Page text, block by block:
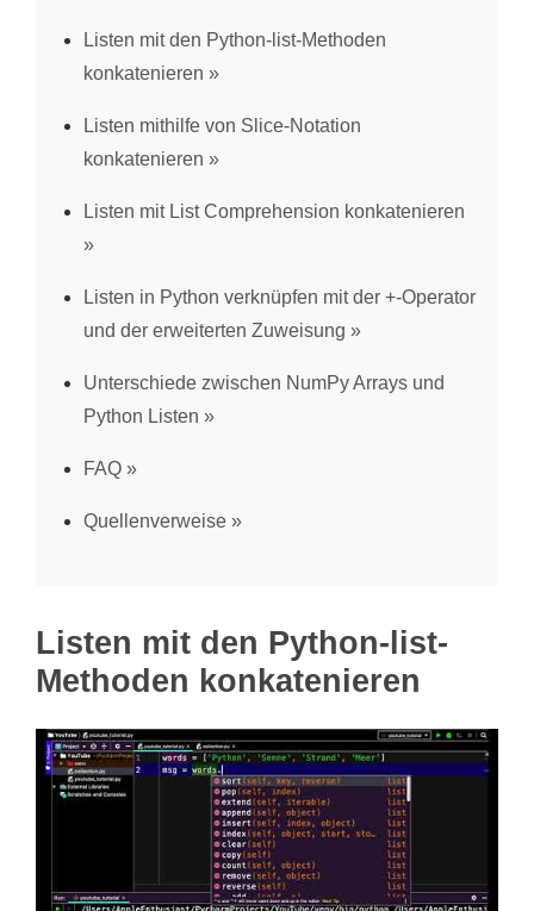
Listen mit den Python-list-Methoden
konkatenieren
Listen mithilfe von Slice-Notation
konkatenieren
Listen mit List Comprehension konkatenieren
Listen in Python verknüpfen mit der +-Operator
und der erweiterten Zuweisung
Unterschiede zwischen NumPy Arrays und
Python Listen
FAQ
Quellenverweise
Listen mit den Python-list-
Methoden konkatenieren